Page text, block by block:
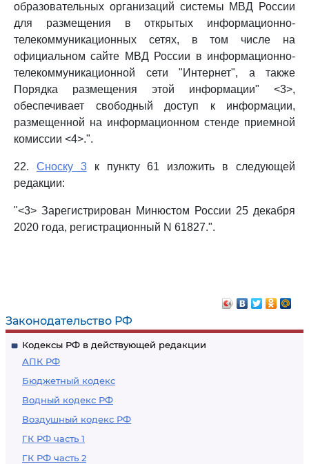
Законодательство РФ
Кодексы РФ в действующей редакции
АПК РФ
Бюджетный кодекс
Водный кодекс РФ
Воздушный кодекс РФ
ГК РФ часть 1
ГК РФ часть 2
образовательных организаций системы МВД России
для размещения в открытых информационно-
телекоммуникационных сетях, в том числе на
официальном сайте МВД России в информационно-
телекоммуникационной сети "Интернет", а также
Порядка размещения этой информации" <3>,
обеспечивает свободный доступ к информации,
размещенной на информационном стенде приемной
комиссии <4>.".
22. Сноску 3к пункту 61 изложить в следующей
редакции:
"<3> Зарегистрирован Минюстом России 25 декабря
2020 года, регистрационный N 61827.".